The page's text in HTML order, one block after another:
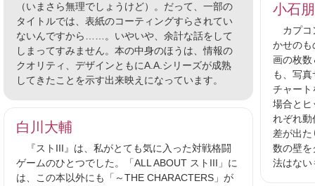
（いまさら無理でしょうけど）。だって、一部の
タイトルでは、表紙のコーティングすらされてい
ないんですから……。いやいや、余計な話をして
しまってすみません。本の中身のほうは、情報の
クオリティ、デザインともにA.A.シリーズが成熟
してきたことを示す出来映えになっています。
小石
カプコ
かせのも
画の枚数
も、写
チャート
場合とヒ
れぞれ動
差が出
数の壁を
法はない
白川大輔
『ストIII』は、私がとても気に入った対戦格闘
ゲームのひとつでした。「ALL ABOUT ストIII」に
は、この本以外にも「～THE CHARACTERS」が